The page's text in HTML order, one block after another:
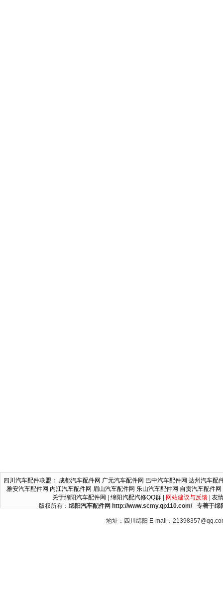
四川汽车配件联盟 ： 成都汽车配件网 广元汽车配件网 巴中汽车配件网 达州汽车配
雅安汽车配件网 内江汽车配件网 眉山汽车配件网 乐山汽车配件网 自贡汽车配件网
关于绵阳汽车配件网
绵阳汽配汽修QQ群| 网站建议与反馈| 友
版权所有： 绵阳汽车配件网 http://www.scmy.qp110.com/ 专著于绵
地址：四川绵阳 E-mail：